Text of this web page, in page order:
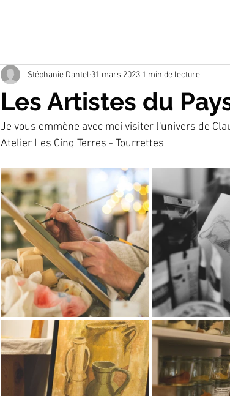
Les Artistes du
Stéphanie Dantel 31 mars 2023 1 min de lecture
Je vous emmène avec moi visiter l'univers de
Atelier Les Cinq Terres - Tourrettes